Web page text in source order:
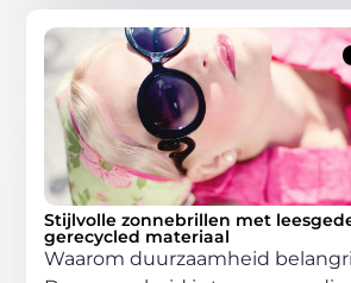
Stijlvolle zonnebrillen met
gerecycled materiaal
Waarom duurzaamheid